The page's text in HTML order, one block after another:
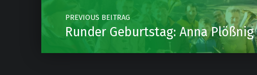
PREVIOUS BEITRAG
Runder Geburtstag: Anna Plößnig